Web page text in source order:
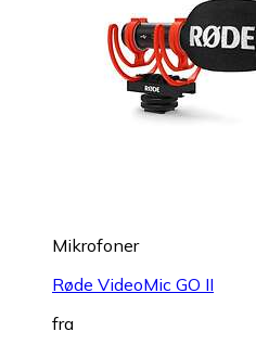
Mikrofoner
Røde VideoMic GO II
fra